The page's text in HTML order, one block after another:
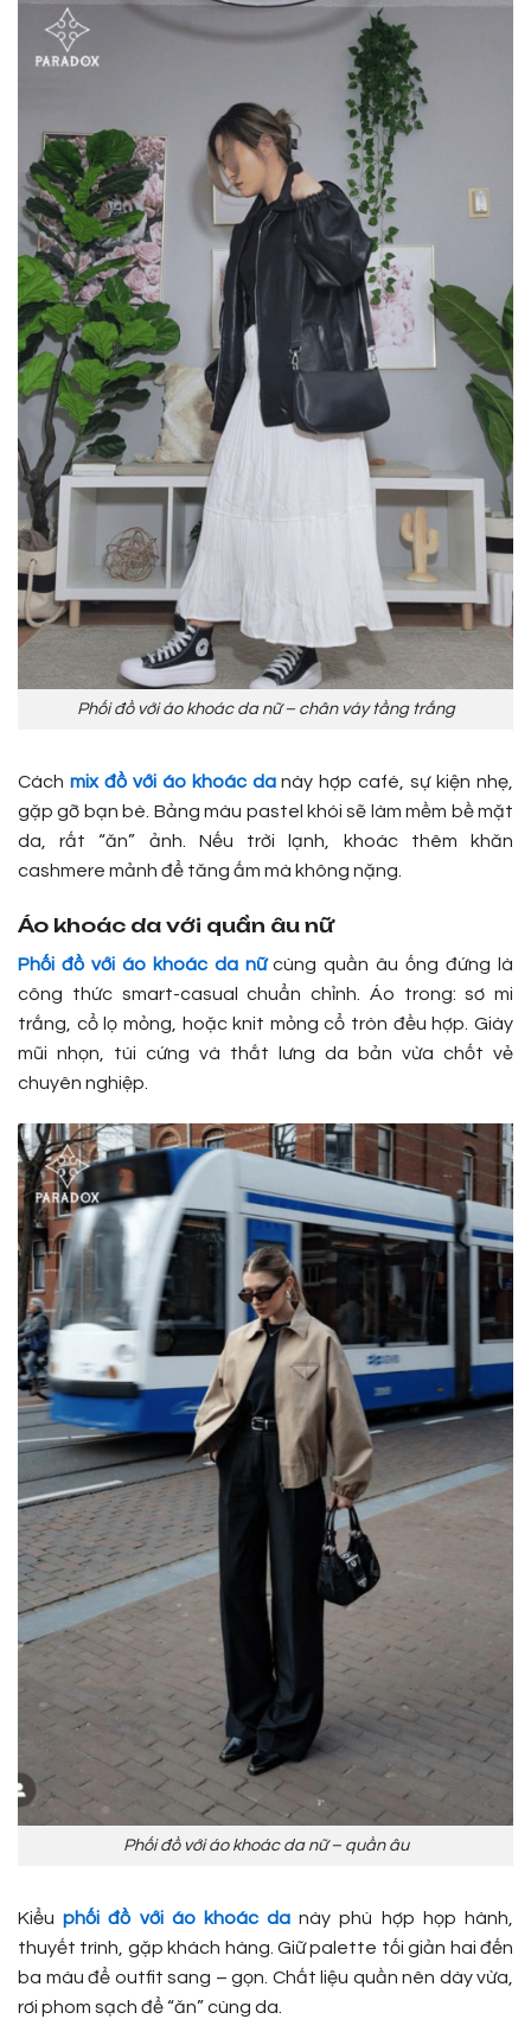
Phối đồ với áo khoác da nữ – chân váy tầng trắng
Cách mix đồ với áo khoác da này hợp café, sự kiện nhẹ,
gặp gỡ bạn bè. Bảng màu pastel khói sẽ làm mềm bề mặt
da, rất “ăn” ảnh. Nếu trời lạnh, khoác thêm khăn
cashmere mảnh để tăng ấm mà không nặng.
Áo khoác da với quần âu nữ
Phối đồ với áo khoác da nữcùng quần âu ống đứng là
công thức smart-casual chuẩn chỉnh. Áo trong: sơ mi
trắng, cổ lọ mỏng, hoặc knit mỏng cổ tròn đều hợp. Giày
mũi nhọn, túi cứng và thắt lưng da bản vừa chốt vẻ
chuyên nghiệp.
Phối đồ với áo khoác da nữ – quần âu
Kiểuphối đồ với áo khoác da này phù hợp họp hành,
thuyết trình, gặp khách hàng. Giữ palette tối giản hai đến
ba màu để outfit sang – gọn. Chất liệu quần nên dày vừa,
rơi phom sạch để “ăn” cùng da.